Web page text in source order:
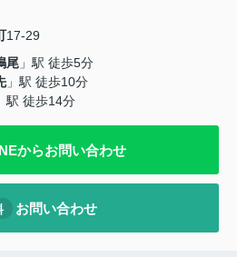
17-29
尾 」駅 徒歩5分
」駅 徒歩10分
駅 徒歩14分
からお問い合わせ
お問い合わせ